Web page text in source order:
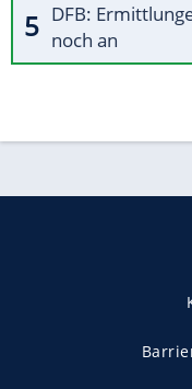
DFB:
noch an